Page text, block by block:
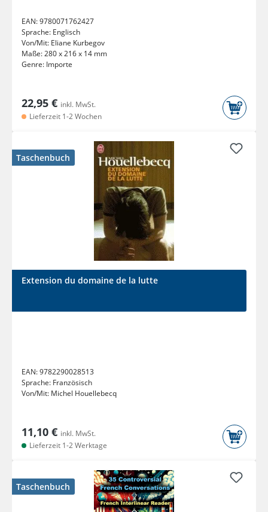
EAN:9780071762427
Sprache: Englisch
Von/Mit: Eliane Kurbegov
Maße:280 x 216 x 14 mm
Genre: Importe
22,95 € inkl. MwSt.
Lieferzeit 1-2 Wochen
Taschenbuch
Extension du domaine de la lutte
EAN:9782290028513
Sprache: Französisch
Von/Mit: Michel Houellebecq
11,10 € inkl. MwSt.
Lieferzeit 1-2 Werktage
Taschenbuch